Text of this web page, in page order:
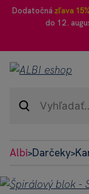
Dodatočná zľava 15%
do 12.
Albi>Darčeky>